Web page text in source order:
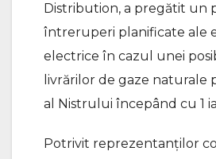
Distribution, a pregătit un
întreruperi planificate ale
electrice în cazul unei
livrărilor de gaze naturale
al Nistrului începând cu 1
Potrivit reprezentanților